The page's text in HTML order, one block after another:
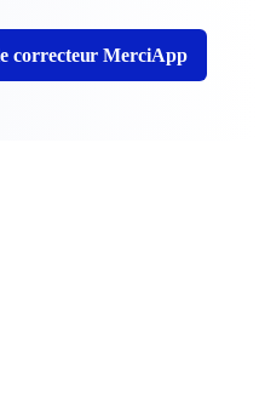
correcteur MerciApp